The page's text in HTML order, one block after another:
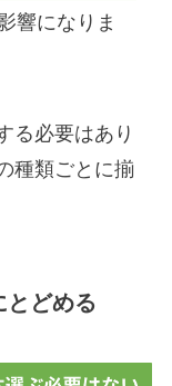
響になりま
る必要はあり
種類ごとに揃
とどめる